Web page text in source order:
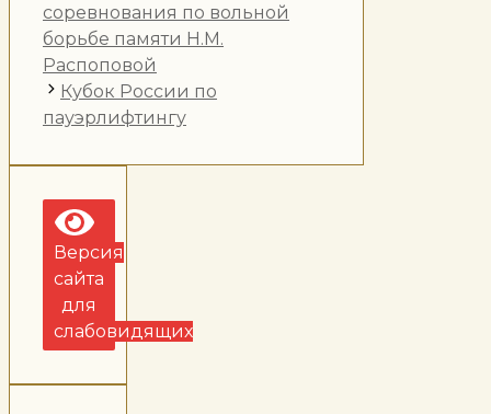
соревнования по вольной
борьбе памяти Н.М.
Распоповой
Кубок России по
пауэрлифтингу
Версия
сайта
для
слабовидящих